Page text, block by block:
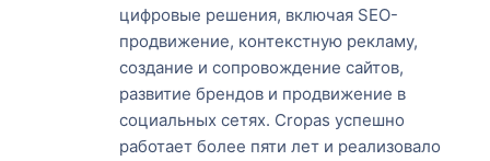
цифровые решения, включая SEO-
продвижение, контекстную рекламу,
создание и сопровождение сайтов,
развитие брендов и продвижение в
социальных сетях. Cropas успешно
работает более пяти лет и реализовало